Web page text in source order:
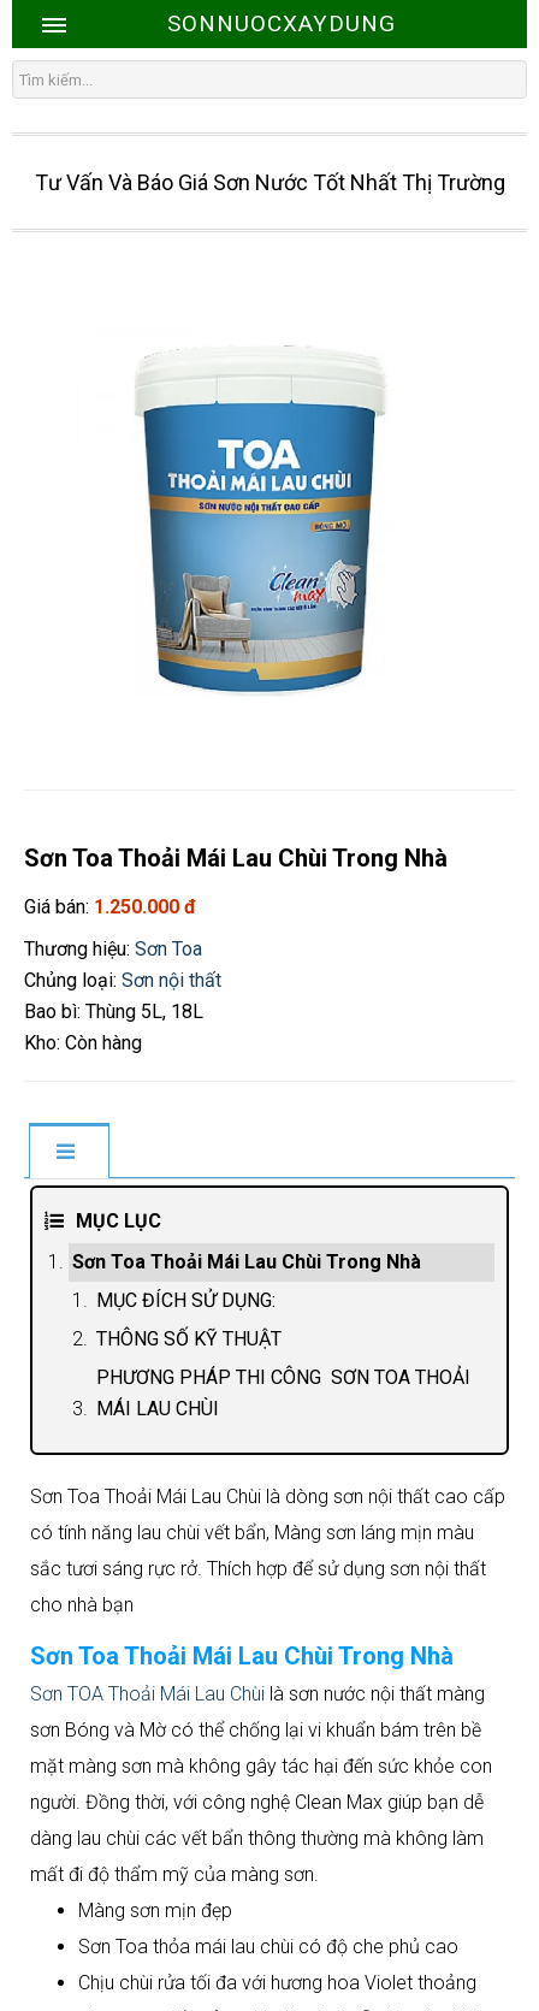
SONNUOCXAYDUNG
Tư Vấn Và Báo Giá Sơn Nước Tốt Nhất Thị Trường
Sơn Toa Thoải Mái Lau Chùi Trong Nhà
Giá bán: 1.250.000 đ
Thương hiệu: Sơn Toa
Chủng loại: Sơn nội thất
Bao bì: Thùng 5L, 18L
Kho: Còn hàng
MỤC LỤC
Sơn Toa Thoải Mái Lau Chùi Trong Nhà
MỤC ĐÍCH SỬ DỤNG:
THÔNG SỐ KỸ THUẬT
PHƯƠNG PHÁP THI CÔNG SƠN TOA THOẢI
MÁI LAU CHÙI
Sơn Toa Thoải Mái Lau Chùi là dòng sơn nội thất cao cấp
có tính năng lau chùi vết bẩn, Màng sơn láng mịn màu
sắc tươi sáng rực rở. Thích hợp để sử dụng sơn nội thất
cho nhà bạn
Sơn Toa Thoải Mái Lau Chùi Trong Nhà
Sơn TOA Thoải Mái Lau Chùi là sơn nước nội thất màng
sơn Bóng và Mờ có thể chống lại vi khuẩn bám trên bề
mặt màng sơn mà không gây tác hại đến sức khỏe con
người. Đồng thời, với công nghệ Clean Max giúp bạn dễ
dàng lau chùi các vết bẩn thông thường mà không làm
mất đi độ thẩm mỹ của màng sơn.
Màng sơn mịn đẹp
Sơn Toa thỏa mái lau chùi có độ che phủ cao
Chịu chùi rửa tối đa với hương hoa Violet thoảng